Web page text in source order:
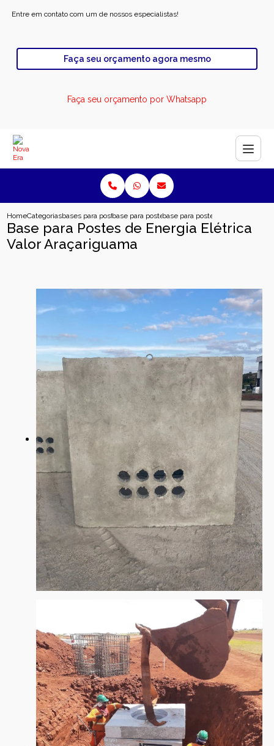
Entre em contato com um de nossos especialistas!
Faça seu orçamento agora mesmo
Faça seu orçamento por Whatsapp
HomeCategoriasbases para postebase para poste de energia solar
base para postes de energia
Base para Postes de Energia Elétrica
Valor Araçariguama